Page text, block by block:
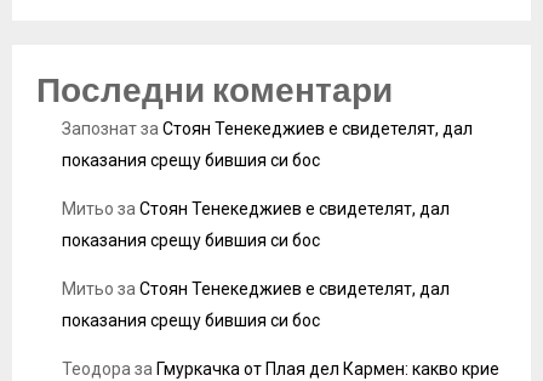
Последни коментари
ЗапознатзаСтоян Тенекеджиев е свидетелят, дал
показания срещу бившия си бос
Митьо заСтоян Тенекеджиев е свидетелят, дал
показания срещу бившия си бос
Митьо заСтоян Тенекеджиев е свидетелят, дал
показания срещу бившия си бос
Теодораза Гмуркачка от Плая дел Кармен: какво крие